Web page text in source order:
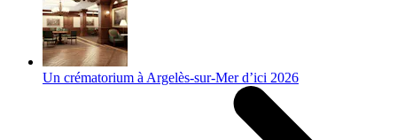
Un crématorium à Argelès-sur-Mer d’ici 2026